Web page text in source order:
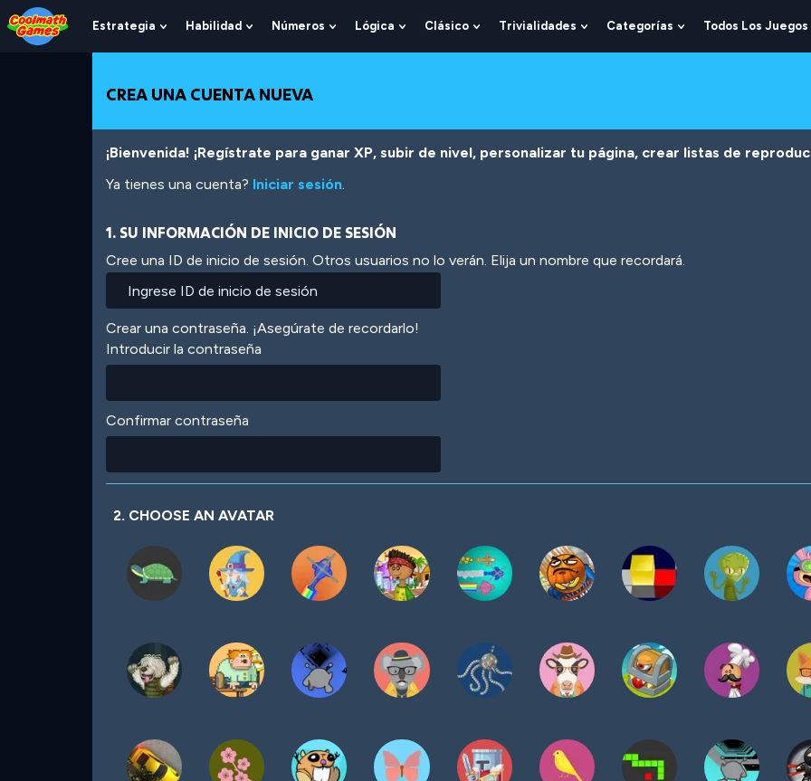
Skip
to
Top
Skip
to
Navigation
Skip
to
Main
Skip
to
Footer
Pasar
al
contenido
Estrategia
Show
Submenu
Estrategia
Habilidad
Show
Submenu
Habilidad
Números
Show
Submenu
Lógica
Show
Submenu
Clásico
Show
Submenu
Trivialidades
Show
Submenu
Categorías
Show
Submenu
Todos Los Juegos
CREA UNA CUENTA NUEVA
¡Bienvenida! ¡Regístrate para ganar XP, subir de nivel, personalizar tu página, crear listas de
Ya tienes una cuenta? Iniciar sesión.
1. SU INFORMACIÓN DE INICIO DE SESIÓN
Cree una ID de inicio de sesión. Otros usuarios no lo verán. Elija un nombre que recordará.
Crear una contraseña. ¡Asegúrate de recordarlo!
Introducir la contraseña
Confirmar contraseña
2. CHOOSE AN AVATAR